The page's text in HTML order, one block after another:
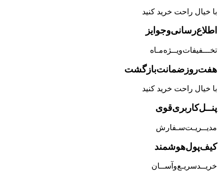
با خیال راحت خرید کنید
اطلاع‌رسانی‌و‌جوایز
تخـــفیفات‌ویــژه‌مـاه
هفت‌روز‌ضمانت‌بازگشت
با خیال راحت خرید کنید
پنــل‌کاربری‌قوی
مدیــریـت‌سـفارش
کیف‌پول‌هوشمند
خریــد‌سریـع‌و‌آســان